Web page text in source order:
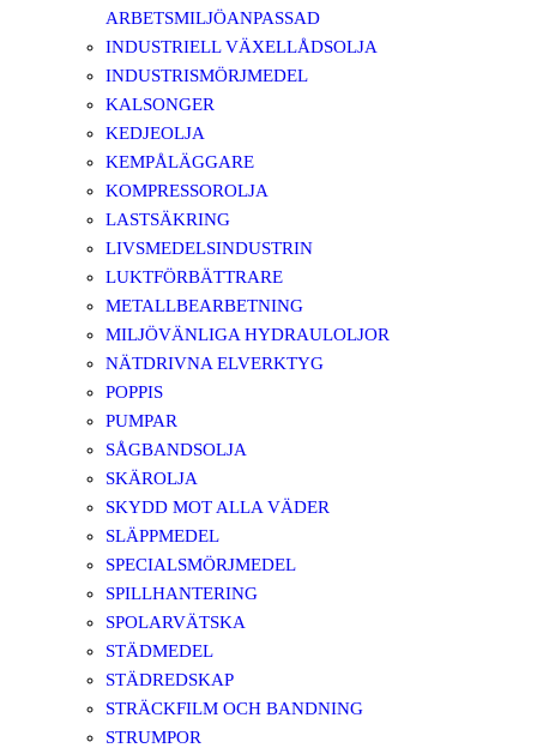
ARBETSMILJÖANPASSAD
INDUSTRIELL VÄXELLÅDSOLJA
INDUSTRISMÖRJMEDEL
KALSONGER
KEDJEOLJA
KEMPÅLÄGGARE
KOMPRESSOROLJA
LASTSÄKRING
LIVSMEDELSINDUSTRIN
LUKTFÖRBÄTTRARE
METALLBEARBETNING
MILJÖVÄNLIGA HYDRAULOLJOR
NÄTDRIVNA ELVERKTYG
POPPIS
PUMPAR
SÅGBANDSOLJA
SKÄROLJA
SKYDD MOT ALLA VÄDER
SLÄPPMEDEL
SPECIALSMÖRJMEDEL
SPILLHANTERING
SPOLARVÄTSKA
STÄDMEDEL
STÄDREDSKAP
STRÄCKFILM OCH BANDNING
STRUMPOR